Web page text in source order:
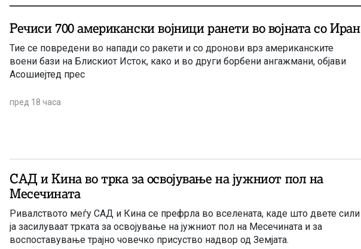
Речиси 700 американски војници ранети во војната со Иран
Тие се повредени во напади со ракети и со дронови врз американските
воени бази на Блискиот Исток, како и во други борбени ангажмани, објави
Асошиејтед прес
пред 18 часа
САД и Кина во трка за освојување на јужниот пол на
Месечината
Ривалството меѓу САД и Кина се префрла во вселената, каде што двете сили
ја засилуваат трката за освојување на јужниот пол на Месечината и за
воспоставување трајно човечко присуство надвор од Земјата.